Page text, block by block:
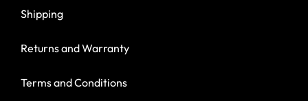
Shipping
Returns and Warranty
Terms and Conditions